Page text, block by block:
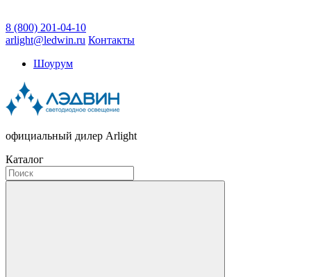
8 (800) 201-04-10
arlight@ledwin.ru Контакты
Шоурум
официальный дилер Arlight
Каталог